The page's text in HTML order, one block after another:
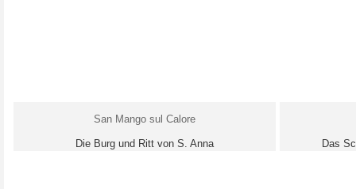
San Mango sul Calore
Die Burg und Ritt von S. Anna Das